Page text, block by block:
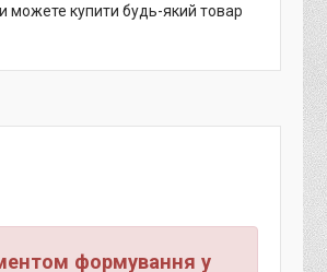
можете купити будь-який товар
формування у